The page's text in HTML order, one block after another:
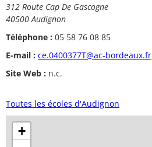
312 Route Cap De Gascogne
40500 Audignon
Téléphone : 05 58 76 08 85
E-mail : ce.0400377T@ac-bordeaux.fr
Site Web : n.c.
Toutes les écoles d'Audignon
+